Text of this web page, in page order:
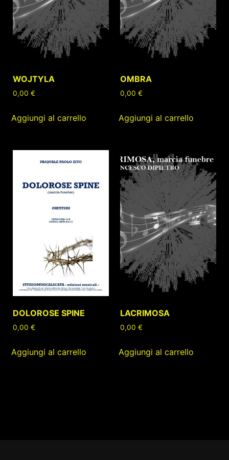
WOJTYLA
0,00€
Aggiungi al carrello
OMBRA
0,00€
Aggiungi al carrello
DOLOROSE SPINE
0,00€
Aggiungi al carrello
LACRIMOSA
0,00€
Aggiungi al carrello